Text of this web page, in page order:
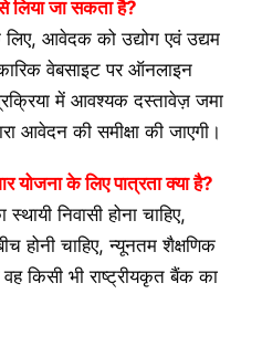
लिया जा सकता है?
आवेदक को उद्योग एवं उद्यम
वेबसाइट पर ऑनलाइन
में आवश्यक दस्तावेज़ जमा
आवेदन की समीक्षा की जाएगी।
योजना के लिए पात्रता क्या है?
निवासी होना चाहिए,
चाहिए, न्यूनतम शैक्षणिक
किसी भी राष्ट्रीयकृत बैंक का